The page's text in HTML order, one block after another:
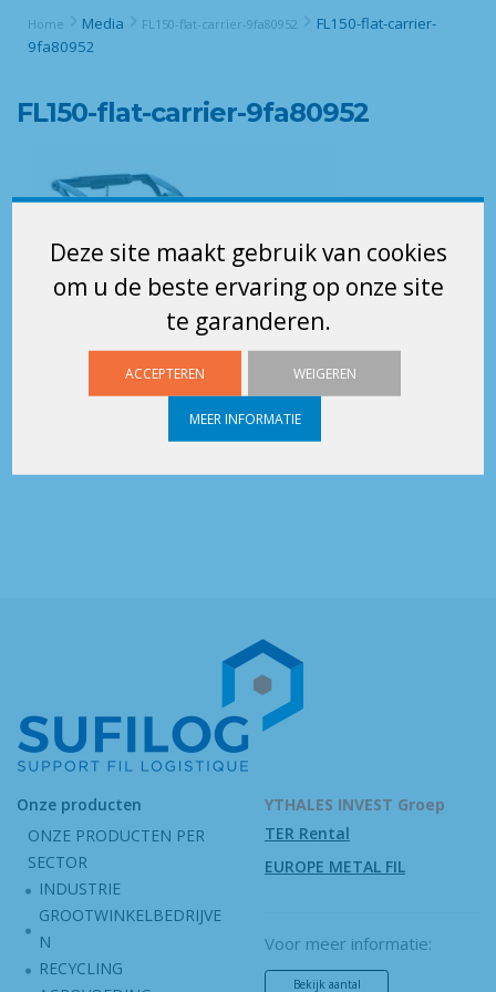
Deze site maakt gebruik van cookies
om u de beste ervaring op onze site
te garanderen.
ACCEPTEREN WEIGEREN
MEER INFORMATIE
Home Media FL150-flat-carrier-9fa80952
FL150-flat-carrier-
9fa80952
FL150-flat-carrier-9fa80952
Onze producten
ONZE PRODUCTEN PER
SECTOR
INDUSTRIE
GROOTWINKELBEDRIJVE
N
RECYCLING
YTHALES INVEST Groep
TER Rental
EUROPE METAL FIL
Voor meer informatie:
Bekijk aantal